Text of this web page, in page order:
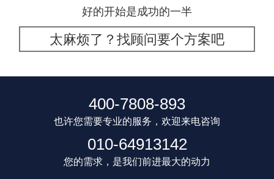
好的开始是成功的一半
太麻烦了？找顾问要个方案吧
400-7808-893
也许您需要专业的服务，欢迎来电咨询
010-64913142
您的需求，是我们前进最大的动力